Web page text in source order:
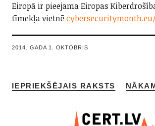
Eiropā ir pieejama Eiropas
tīmekļa vietnē
2014. GADA 1. OKTOBRIS
IEPRIEKŠĒJAIS RAKSTS